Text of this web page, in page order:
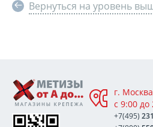
Вернуться на уровень
г.
с 9:00 до
+7(495)